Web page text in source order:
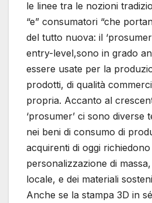
le linee tra le nozioni
“e” consumatori “che
del tutto nuova: il
entry-level,sono in grado
essere usate per la
prodotti, di qualità
propria. Accanto al
‘prosumer’ ci sono diverse
nei beni di consumo di
acquirenti di oggi
personalizzazione di
locale, e dei materiali
Anche se la stampa 3D in